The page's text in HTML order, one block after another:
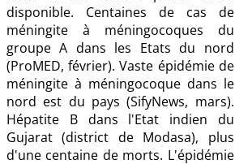
disponible. Centaines de cas de
méningite à méningocoques du
groupe A dans les Etats du nord
(ProMED, février). Vaste épidémie de
méningite à méningocoque dans le
nord est du pays (SifyNews, mars).
Hépatite B dans l'Etat indien du
Gujarat (district de Modasa), plus
d'une centaine de morts. L'épidémie